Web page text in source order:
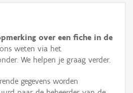
over een fiche in de
weten via het
We helpen je graag verder.
gegevens worden